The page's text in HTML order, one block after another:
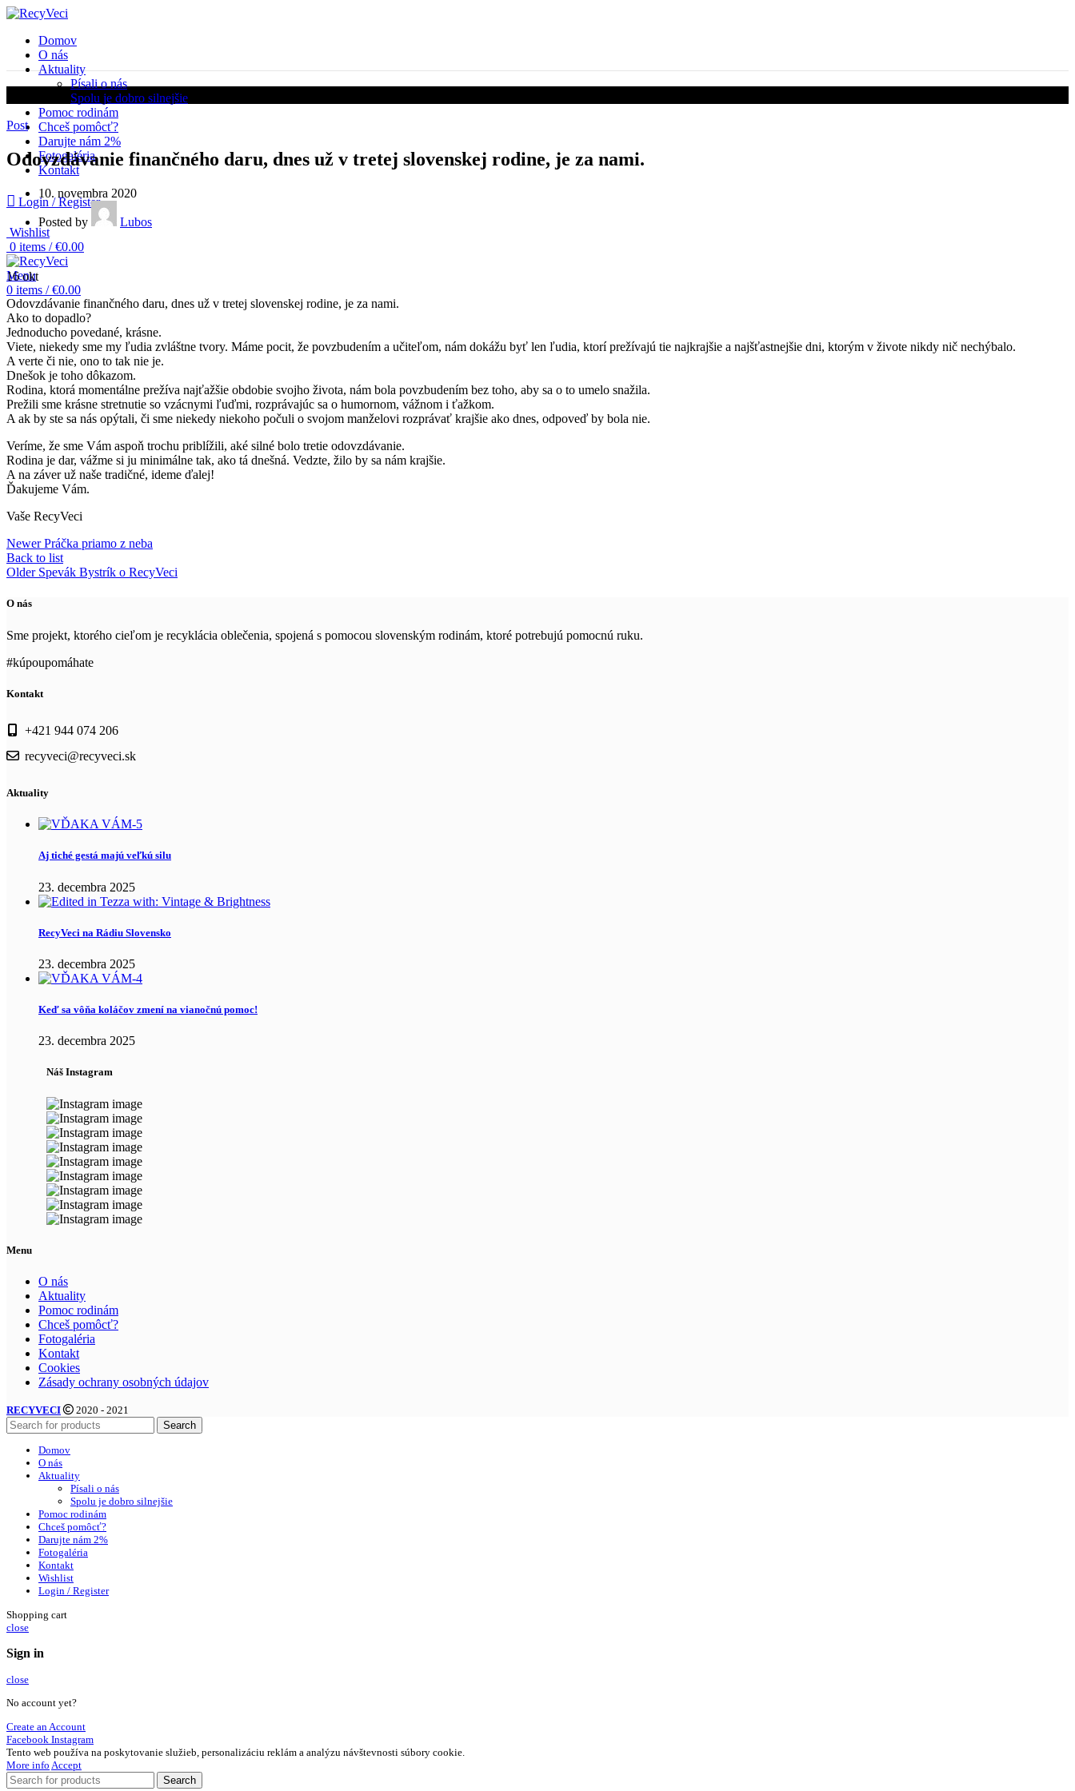
Domov
O nás
Aktuality
Písali o nás
Spolu je dobro silnejšie
Pomoc rodinám
Chceš pomôcť?
Darujte nám 2%
Fotogaléria
Kontakt
Login / Register
Wishlist
0 items / €0.00
Menu
0 items / €0.00
Post
Odovzdávanie finančného daru, dnes už v tretej slovenskej rodine, je za nami.
10. novembra 2020
Posted by Lubos
16okt
Odovzdávanie finančného daru, dnes už v tretej slovenskej rodine, je za nami.
Ako to dopadlo?
Jednoducho povedané, krásne.
Viete, niekedy sme my ľudia zvláštne tvory. Máme pocit, že povzbudením a učiteľom, nám dokážu byť len ľudia, ktorí prežívajú tie najkrajšie a najšťastnejšie dni, ktorým v živote nikdy nič nechýbalo.
A verte či nie, ono to tak nie je.
Dnešok je toho dôkazom.
Rodina, ktorá momentálne prežíva najťažšie obdobie svojho života, nám bola povzbudením bez toho, aby sa o to umelo snažila.
Prežili sme krásne stretnutie so vzácnymi ľuďmi, rozprávajúc sa o humornom, vážnom i ťažkom.
A ak by ste sa nás opýtali, či sme niekedy niekoho počuli o svojom manželovi rozprávať krajšie ako dnes, odpoveď by bola nie.
Veríme, že sme Vám aspoň trochu priblížili, aké silné bolo tretie odovzdávanie.
Rodina je dar, vážme si ju minimálne tak, ako tá dnešná. Vedzte, žilo by sa nám krajšie.
A na záver už naše tradičné, ideme ďalej!
Ďakujeme Vám.
Vaše RecyVeci
Newer Práčka priamo z neba
Back to list
Older Spevák Bystrík o RecyVeci
O nás
Sme projekt, ktorého cieľom je recyklácia oblečenia, spojená s pomocou slovenským rodinám, ktoré potrebujú pomocnú ruku.
#kúpoupomáhate
Kontakt
+421 944 074 206
recyveci@recyveci.sk
Aktuality
Aj tiché gestá majú veľkú silu
23. decembra 2025
RecyVeci na Rádiu Slovensko
23. decembra 2025
Keď sa vôňa koláčov zmení na vianočnú pomoc!
23. decembra 2025
Náš Instagram
Menu
O nás
Aktuality
Pomoc rodinám
Chceš pomôcť?
Fotogaléria
Kontakt
Cookies
Zásady ochrany osobných údajov
RECYVECI
2020 - 2021
Search
Domov
O nás
Aktuality
Písali o nás
Spolu je dobro silnejšie
Pomoc rodinám
Chceš pomôcť?
Darujte nám 2%
Fotogaléria
Kontakt
Wishlist
Login / Register
Shopping cart
close
Sign in
close
No account yet?
Create an Account
Facebook Instagram
Tento web používa na poskytovanie služieb, personalizáciu reklám a analýzu návštevnosti súbory cookie.
More info Accept
Search